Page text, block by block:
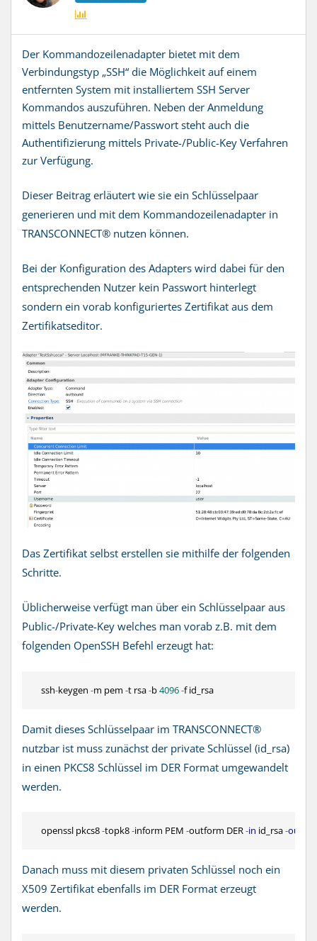
Der Kommandozeilenadapter bietet mit dem
Verbindungstyp „SSH“ die Möglichkeit auf einem
entfernten System mit installiertem SSH Server
Kommandos auszuführen. Neben der Anmeldung
mittels Benutzername/Passwort steht auch die
Authentifizierung mittels Private-/Public-Key Verfahren
zur Verfügung.
Dieser Beitrag erläutert wie sie ein Schlüsselpaar
generieren und mit dem Kommandozeilenadapter in
TRANSCONNECT® nutzen können.
Bei der Konfiguration des Adapters wird dabei für den
entsprechenden Nutzer kein Passwort hinterlegt
sondern ein vorab konfiguriertes Zertifikat aus dem
Zertifikatseditor.
Das Zertifikat selbst erstellen sie mithilfe der folgenden
Schritte.
Üblicherweise verfügt man über ein Schlüsselpaar aus
Public-/Private-Key welches man vorab z.B. mit dem
folgenden OpenSSH Befehl erzeugt hat:
    ssh
-keygen -m pem -t rsa -b 4096-f id_rsa
Damit dieses Schlüsselpaar im TRANSCONNECT®
nutzbar ist muss zunächst der private Schlüssel (id_rsa)
in einen PKCS8 Schlüssel im DER Format umgewandelt
werden.
    openssl pkcs8
-topk8 -inform PEM -outform DER -in id_rsa -out
Danach muss mit diesem privaten Schlüssel noch ein
X509 Zertifikat ebenfalls im DER Format erzeugt
werden.